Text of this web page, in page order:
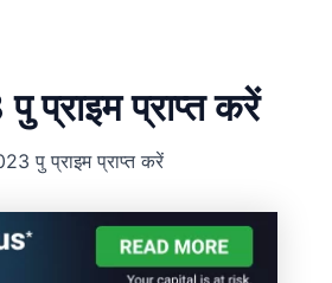
प्राइम प्राप्त करें
पु प्राइम प्राप्त करें